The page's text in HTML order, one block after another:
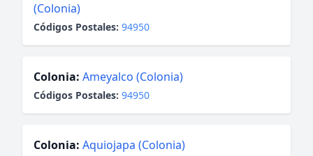
(Colonia)
Códigos Postales: 94950
Colonia: Ameyalco (Colonia)
Códigos Postales: 94950
Colonia: Aquiojapa (Colonia)